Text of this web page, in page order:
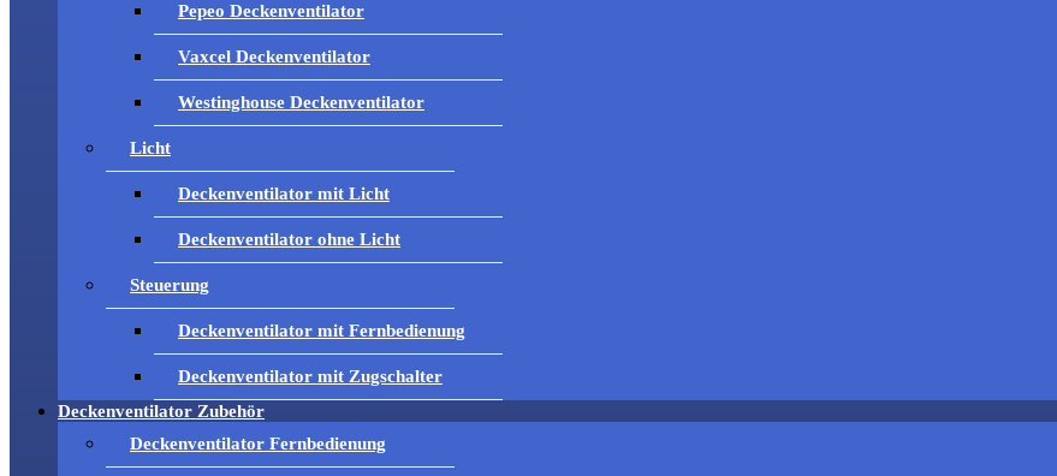
Pepeo Deckenventilator
Vaxcel Deckenventilator
Westinghouse Deckenventilator
Licht
Deckenventilator mit Licht
Deckenventilator ohne Licht
Steuerung
Deckenventilator mit Fernbedienung
Deckenventilator mit Zugschalter
Deckenventilator Zubehör
Deckenventilator Fernbedienung